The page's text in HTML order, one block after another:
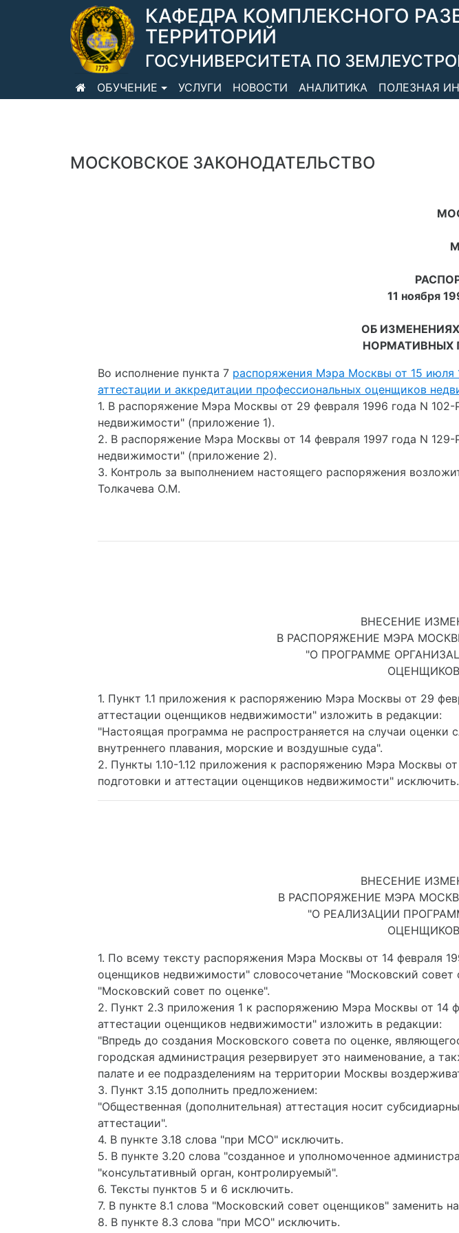
КАФЕДРА КОМПЛЕКСНОГО
ТЕРРИТОРИЙ
ГОСУНИВЕРСИТЕТА ПО
ОБУЧЕНИЕ УСЛУГИ НОВОСТИ АНАЛИТИКА ПОЛЕЗНАЯ
МОСКОВСКОЕ ЗАКОНОДАТЕЛЬСТВО
11 ноября
ОБ
НОРМАТИВНЫХ
Во исполнение пункта 7 распоряжения Мэра Москвы от 15 июля
аттестации и аккредитации профессиональных оценщиков
1. В распоряжение Мэра Москвы от 29 февраля 1996 года N
недвижимости" (приложение 1).
2. В распоряжение Мэра Москвы от 14 февраля 1997 года N
недвижимости" (приложение 2).
3. Контроль за выполнением настоящего распоряжения
Толкачева О.М.
ВНЕСЕНИЕ
В РАСПОРЯЖЕНИЕ МЭРА
"О ПРОГРАММЕ
1. Пункт 1.1 приложения к распоряжению Мэра Москвы от 29
аттестации оценщиков недвижимости" изложить в редакции:
"Настоящая программа не распространяется на случаи
внутреннего плавания, морские и воздушные суда".
2. Пункты 1.10-1.12 приложения к распоряжению Мэра Москвы
подготовки и аттестации оценщиков недвижимости" исключить.
ВНЕСЕНИЕ
В РАСПОРЯЖЕНИЕ МЭРА
"О РЕАЛИЗАЦИИ
1. По всему тексту распоряжения Мэра Москвы от 14 февраля
оценщиков недвижимости" словосочетание "Московский
"Московский совет по оценке".
2. Пункт 2.3 приложения 1 к распоряжению Мэра Москвы от 14
аттестации оценщиков недвижимости" изложить в редакции:
"Впредь до создания Московского совета по оценке,
городская администрация резервирует это наименование, а
палате и ее подразделениям на территории Москвы
3. Пункт 3.15 дополнить предложением:
"Общественная (дополнительная) аттестация носит
аттестации".
4. В пункте 3.18 слова "при МСО" исключить.
5. В пункте 3.20 слова "созданное и уполномоченное
"консультативный орган, контролируемый".
6. Тексты пунктов 5 и 6 исключить.
7. В пункте 8.1 слова "Московский совет оценщиков" заменить
8. В пункте 8.3 слова "при МСО" исключить.